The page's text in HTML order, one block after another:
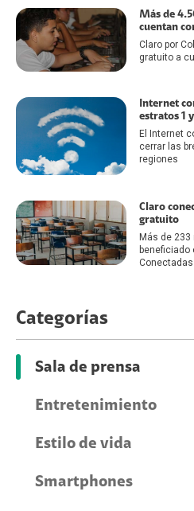
Más de
cuentan
Claro por
gratuito a
Internet
estratos 1
El Internet
cerrar las
regiones
Claro
gratuito
Más de
beneficiado
Conectadas
Categorías
Sala de prensa
Entretenimiento
Estilo de vida
Smartphones